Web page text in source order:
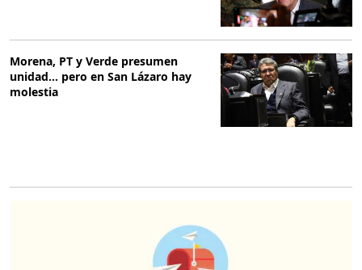
Morena, PT y Verde presumen
unidad… pero en San Lázaro hay
molestia